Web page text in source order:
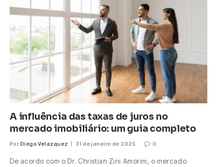
A influência das taxas de juros no
mercado imobiliário: um guia completo
Por Diego Velázquez 31 de janeiro de 2025 0
De acordo com o Dr. Christian Zini Amorim, o mercado